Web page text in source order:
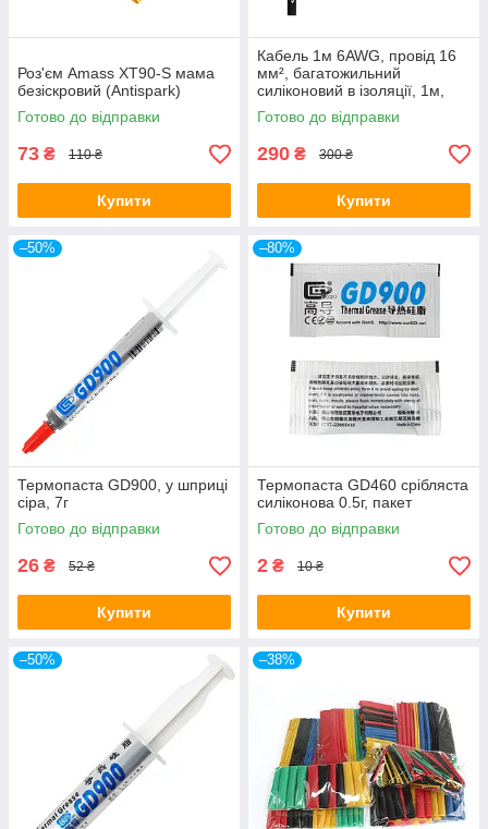
Роз'єм Amass XT90-S мама
безіскровий (Antispark)
Готово до відправки
73 ₴ 110 ₴
Купити
Кабель 1м 6AWG, провід 16
мм², багатожильний
силіконовий в ізоляції, 1м,
чорний
Готово до відправки
290 ₴ 300 ₴
Купити
–50%
Термопаста GD900, у шприці
сіра, 7г
Готово до відправки
26 ₴ 52 ₴
Купити
–80%
Термопаста GD460 срібляста
силіконова 0.5г, пакет
Готово до відправки
2 ₴ 10 ₴
Купити
–50% –38%